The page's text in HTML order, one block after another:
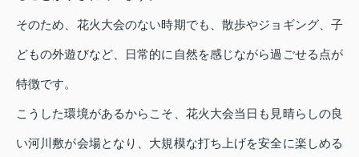
そのため、花火大会のない時期でも、散歩やジョギング、子
どもの外遊びなど、日常的に自然を感じながら過ごせる点が
特徴です。
こうした環境があるからこそ、花火大会当日も見晴らしの良
い河川敷が会場となり、大規模な打ち上げを安全に楽しめる